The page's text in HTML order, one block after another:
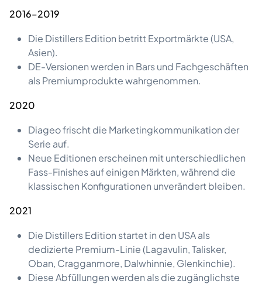
2016–2019
Die Distillers Edition betritt Exportmärkte (USA,
Asien).
DE-Versionen werden in Bars und Fachgeschäften
als Premiumprodukte wahrgenommen.
2020
Diageo frischt die Marketingkommunikation der
Serie auf.
Neue Editionen erscheinen mit unterschiedlichen
Fass-Finishes auf einigen Märkten, während die
klassischen Konfigurationen unverändert bleiben.
2021
Die Distillers Edition startet in den USA als
dedizierte Premium-Linie (Lagavulin, Talisker,
Oban, Cragganmore, Dalwhinnie, Glenkinchie).
Diese Abfüllungen werden als die zugänglichste